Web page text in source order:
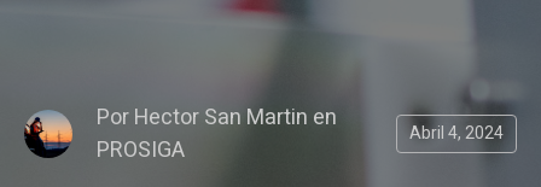
PorHector San Martin en
PROSIGA
Abril 4, 2024